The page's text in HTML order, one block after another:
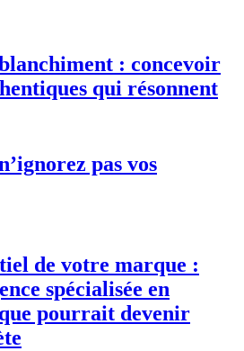
: concevoir
qui résonnent
pas vos
de votre marque :
spécialisée en
pourrait devenir